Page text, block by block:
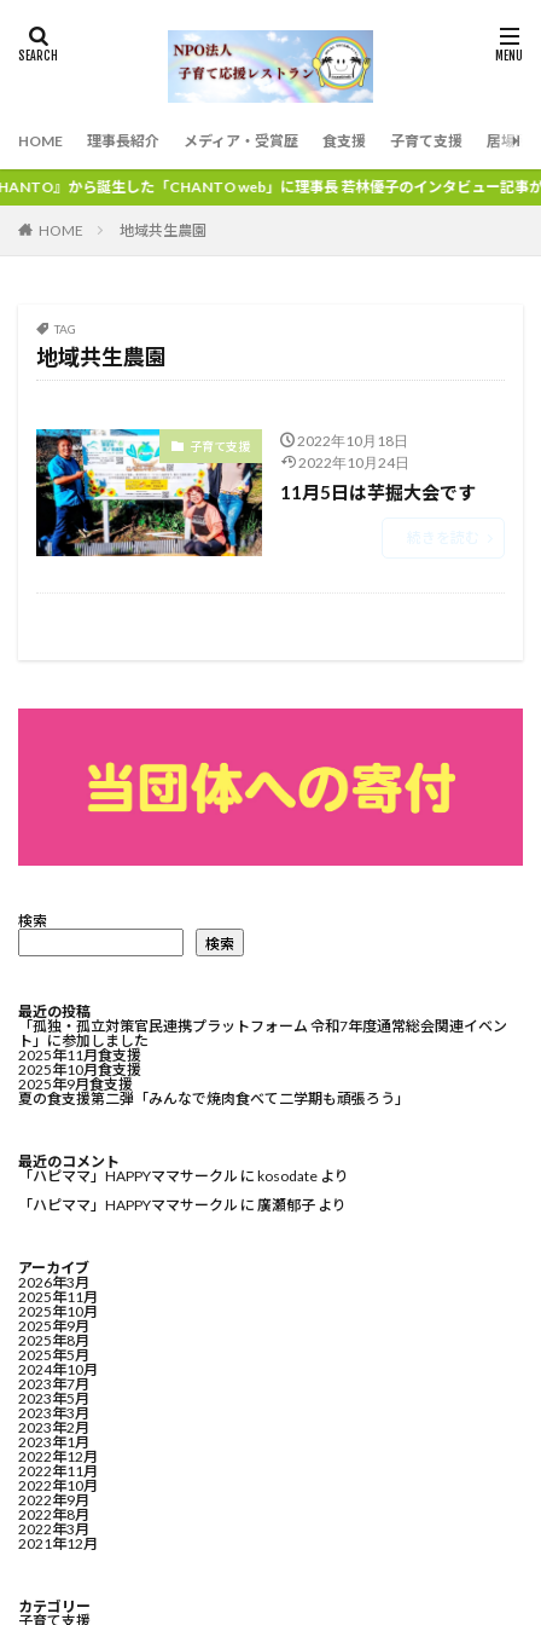
HOME 理事長紹介 メディア・受賞歴 食支援 子育て支援 居場所
』から誕生した「CHANTO web」に理事長 若林優子のインタビュー記事が
HOME 地域共生農園
TAG
地域共生農園
子育て支援
2022年10月18日
2022年10月24日
11月5日は芋掘大会です
検索
検索
最近の投稿
「孤独・孤立対策官民連携プラットフォーム 令和7年度通常総会関連イベン
ト」に参加しました
2025年11月食支援
2025年10月食支援
2025年9月食支援
夏の食支援第二弾「みんなで焼肉食べて二学期も頑張ろう」
最近のコメント
「ハピママ」HAPPYママサークル に kosodate より
「ハピママ」HAPPYママサークル に 廣瀬郁子 より
アーカイブ
2026年3月
2025年11月
2025年10月
2025年9月
2025年8月
2025年5月
2024年10月
2023年7月
2023年5月
2023年3月
2023年2月
2023年1月
2022年12月
2022年11月
2022年10月
2022年9月
2022年8月
2022年3月
2021年12月
カテゴリー
子育て支援